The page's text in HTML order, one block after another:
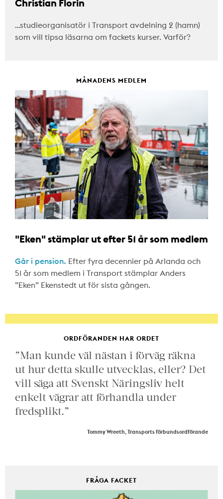
Christian Florin
…studieorganisatör i Transport avdelning 2 (hamn)
som vill tipsa läsarna om fackets kurser. Varför?
MÅNADENS MEDLEM
"Eken" stämplar ut efter 51 år som medlem
Går i pension. Efter fyra decennier på Arlanda och
51 år som medlem i Transport stämplar Anders
”Eken” Ekenstedt ut för sista gången.
ORDFÖRANDEN HAR ORDET
”Man kunde väl nästan i förväg räkna
ut hur detta skulle utvecklas, eller? Det
vill säga att Svenskt Näringsliv helt
enkelt vägrar att förhandla under
fredsplikt.”
Tommy Wreeth, Transports förbundsordförande
FRÅGA FACKET